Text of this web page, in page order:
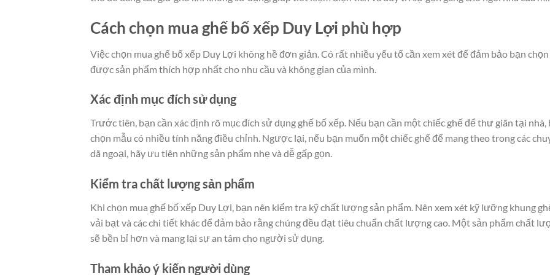
Cách chọn mua ghế bố xếp Duy Lợi phù hợp
Việc chọn mua ghế bố xếp Duy Lợi không hề đơn giản. Có rất nhiều yếu tố cần xem xét để đảm bảo bạn chọn
được sản phẩm thích hợp nhất cho nhu cầu và không gian của mình.
Xác định mục đích sử dụng
Trước tiên, bạn cần xác định rõ mục đích sử dụng ghế bố xếp. Nếu bạn cần một chiếc ghế để thư giãn tại nhà,
chọn mẫu có nhiều tính năng điều chỉnh. Ngược lại, nếu bạn muốn một chiếc ghế để mang theo trong các
dã ngoại, hãy ưu tiên những sản phẩm nhẹ và dễ gấp gọn.
Kiểm tra chất lượng sản phẩm
Khi chọn mua ghế bố xếp Duy Lợi, bạn nên kiểm tra kỹ chất lượng sản phẩm. Nên xem xét kỹ lưỡng khung
vải bạt và các chi tiết khác để đảm bảo rằng chúng đều đạt tiêu chuẩn chất lượng cao. Một sản phẩm chất
sẽ bền bỉ hơn và mang lại sự an tâm cho người sử dụng.
Tham khảo ý kiến người dùng